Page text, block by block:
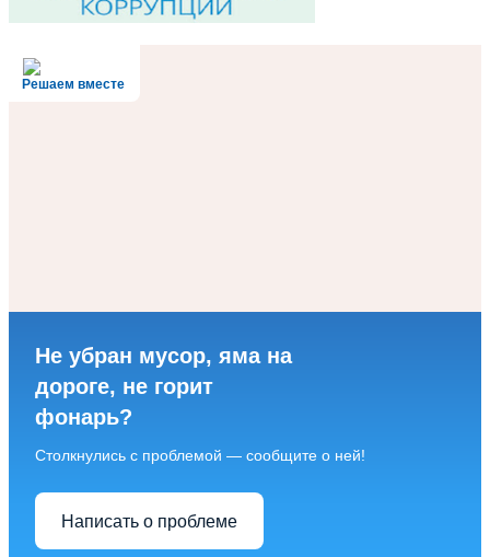
Решаем вместе
Не убран мусор, яма на
дороге, не горит
фонарь?
Столкнулись с проблемой — сообщите о ней!
Написать о проблеме